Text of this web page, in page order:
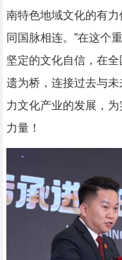
南特色地域文化的有
同国脉相连。”在这个
坚定的文化自信，在
遗为桥，连接过去与
力文化产业的发展，
力量！